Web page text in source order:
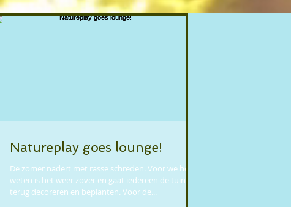
Natureplay goes lounge!
De zomer nadert met rasse schreden. Voor we het
weten is het weer zover en gaat iedereen de tuin
terug decoreren en beplanten. Voor de...